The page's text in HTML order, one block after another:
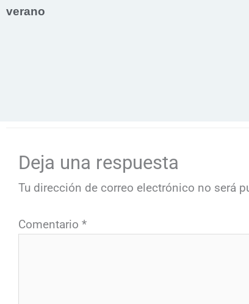
verano
Deja una respuesta
Tu dirección de correo electrónico no será
Comentario *